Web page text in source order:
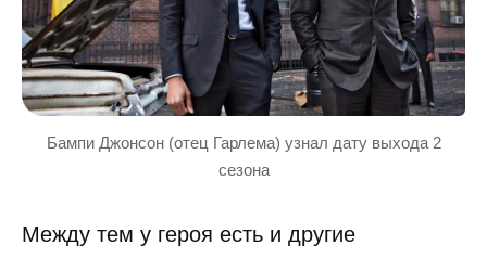
Бампи Джонсон (отец Гарлема) узнал дату выхода 2
сезона
Между тем у героя есть и другие